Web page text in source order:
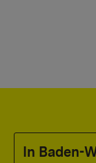
In Baden-